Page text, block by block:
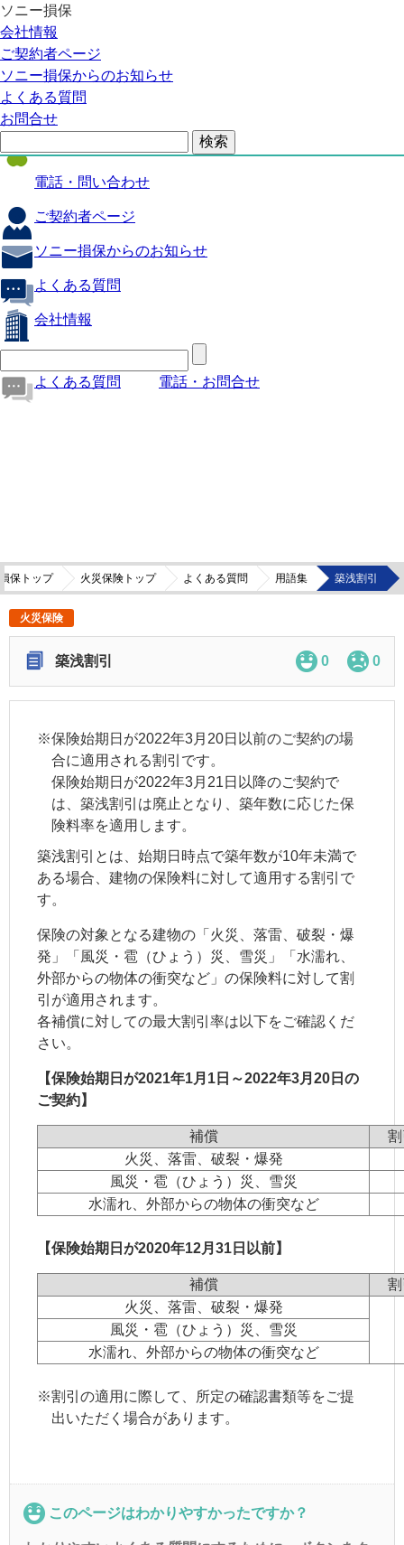
ソニー損保
会社情報
ご契約者ページ
ソニー損保からのお知らせ
よくある質問
お問合せ
自動車保険
医療保険
火災保険
海外旅行保険
電話・問い合わせ
ご契約者ページ
ソニー損保からのお知らせ
よくある質問
会社情報
よくある質問 電話・お問合せ
保トップ 火災保険トップ よくある質問 用語集 築浅割引
火災保険
築浅割引 0 0
※保険始期日が2022年3月20日以前のご契約の場
合に適用される割引です。
保険始期日が2022年3月21日以降のご契約で
は、築浅割引は廃止となり、築年数に応じた保
険料率を適用します。
築浅割引とは、始期日時点で築年数が10年未満で
ある場合、建物の保険料に対して適用する割引で
す。
保険の対象となる建物の「火災、落雷、破裂・爆
発」「風災・雹（ひょう）災、雪災」「水濡れ、
外部からの物体の衝突など」の保険料に対して割
引が適用されます。
各補償に対しての最大割引率は以下をご確認くだ
さい。
【保険始期日が2021年1月1日～2022年3月20日の
ご契約】
補償
火災、落雷、破裂・爆発
風災・雹（ひょう）災、雪災
水濡れ、外部からの物体の衝突など
【保険始期日が2020年12月31日以前】
補償
火災、落雷、破裂・爆発
風災・雹（ひょう）災、雪災
水濡れ、外部からの物体の衝突など
※割引の適用に際して、所定の確認書類等をご提
出いただく場合があります。
このページはわかりやすかったですか？